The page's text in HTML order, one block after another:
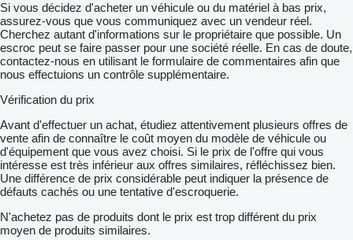
Si vous décidez d'acheter un véhicule ou du matériel à bas prix,
assurez-vous que vous communiquez avec un vendeur réel.
Cherchez autant d'informations sur le propriétaire que possible. Un
escroc peut se faire passer pour une société réelle. En cas de doute,
contactez-nous en utilisant le formulaire de commentaires afin que
nous effectuions un contrôle supplémentaire.
Vérification du prix
Avant d'effectuer un achat, étudiez attentivement plusieurs offres de
vente afin de connaître le coût moyen du modèle de véhicule ou
d'équipement que vous avez choisi. Si le prix de l'offre qui vous
intéresse est très inférieur aux offres similaires, réfléchissez bien.
Une différence de prix considérable peut indiquer la présence de
défauts cachés ou une tentative d'escroquerie.
N'achetez pas de produits dont le prix est trop différent du prix
moyen de produits similaires.